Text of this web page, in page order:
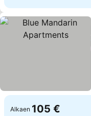
Alkaen 105 €